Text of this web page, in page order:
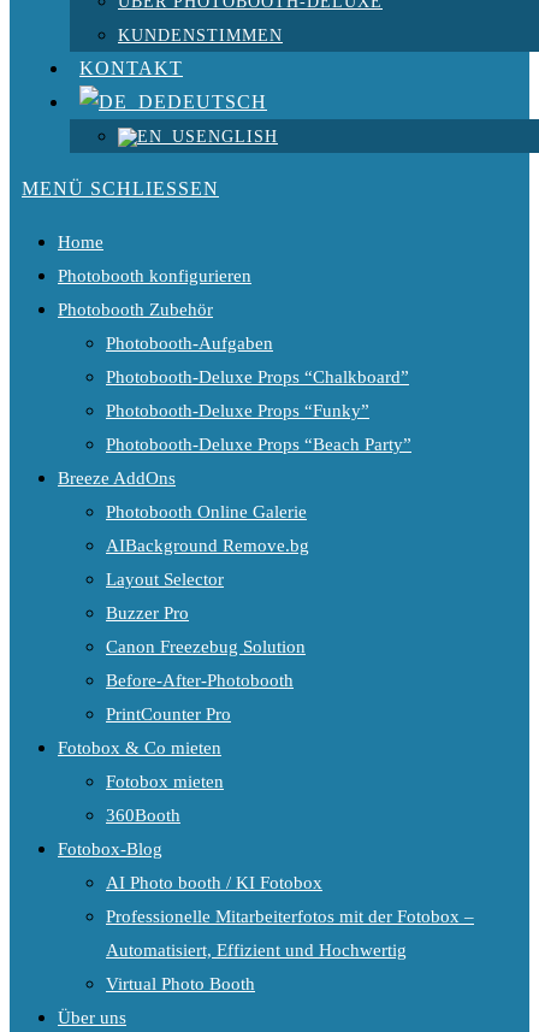
KUNDENSTIMMEN
KONTAKT
DEUTSCH
ENGLISH
MENÜ SCHLIESSEN
Home
Photobooth konfigurieren
Photobooth Zubehör
Photobooth-Aufgaben
Photobooth-Deluxe Props “Chalkboard”
Photobooth-Deluxe Props “Funky”
Photobooth-Deluxe Props “Beach Party”
Breeze AddOns
Photobooth Online Galerie
AIBackground Remove.bg
Layout Selector
Buzzer Pro
Canon Freezebug Solution
Before-After-Photobooth
PrintCounter Pro
Fotobox & Co mieten
Fotobox mieten
360Booth
Fotobox-Blog
AI Photo booth / KI Fotobox
Professionelle Mitarbeiterfotos mit der Fotobox –
Automatisiert, Effizient und Hochwertig
Virtual Photo Booth
Über uns